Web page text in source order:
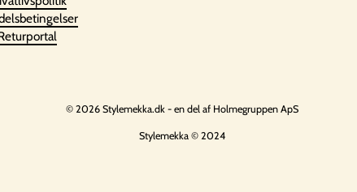
© 2026 Stylemekka.dk - en del af Holmegruppen ApS
Stylemekka © 2024